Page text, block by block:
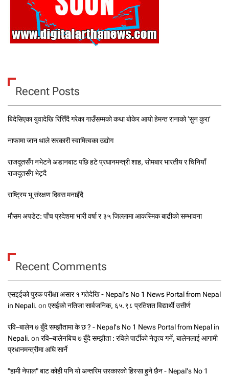
Recent Posts
बिदेसिएका युवादेखि रित्तिँदै गरेका गाउँसम्मको कथा बोकेर आयो हेमन्त रानाको ‘सुन कुरा’
नाफामा जान थाले सरकारी स्वामित्वका उद्योग
राजदूतसँग नभेटने अडानबाट पछि हटे प्रधानमन्त्री शाह, सोमबार भारतीय र चिनियाँ
राजदूतसँग भेट्दै
राष्ट्रिय भू संरक्षण दिवस मनाइँदै
मौसम अपडेट: पाँच प्रदेशमा भारी वर्षा र ३५ जिल्लामा आकस्मिक बाढीको सम्भावना
Recent Comments
एसइईको पुरक परीक्षा असार १ गतेदेखि - Nepal's No 1 News Portal from Nepal
in Nepali. on एसईको नतिजा सार्वजनिक, ६५.९८ प्रतिशत विद्यार्थी उत्तीर्ण
रवि–बालेन ७ बुँदे सम्झौतामा के छ ? - Nepal's No 1 News Portal from Nepal in
Nepali. on रवि–बालेनबिच ७ बुँदे सम्झौता : रविले पार्टीको नेतृत्व गर्ने, बालेनलाई आगामी
प्रधानमन्त्रीमा अघि सार्ने
"हामी नेपाल" बाट कोही पनि यो अन्तरिम सरकारको हिस्सा हुने छैन - Nepal's No 1